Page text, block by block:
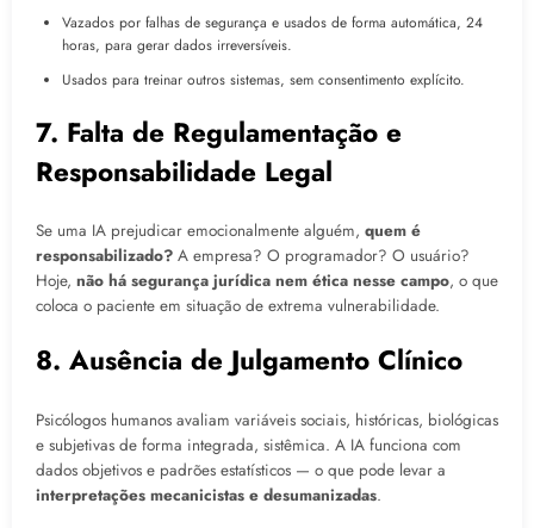
Vazados por falhas de segurança e usados de forma automática, 24
horas, para gerar dados irreversíveis.
Usados para treinar outros sistemas, sem consentimento explícito.
7. Falta de Regulamentação e
Responsabilidade Legal
Se uma IA prejudicar emocionalmente alguém, quem é
responsabilizado? A empresa? O programador? O usuário?
Hoje, não há segurança jurídica nem ética nesse campo, o que
coloca o paciente em situação de extrema vulnerabilidade.
8. Ausência de Julgamento Clínico
Psicólogos humanos avaliam variáveis sociais, históricas, biológicas
e subjetivas de forma integrada, sistêmica. A IA funciona com
dados objetivos e padrões estatísticos — o que pode levar a
interpretações mecanicistas e desumanizadas.